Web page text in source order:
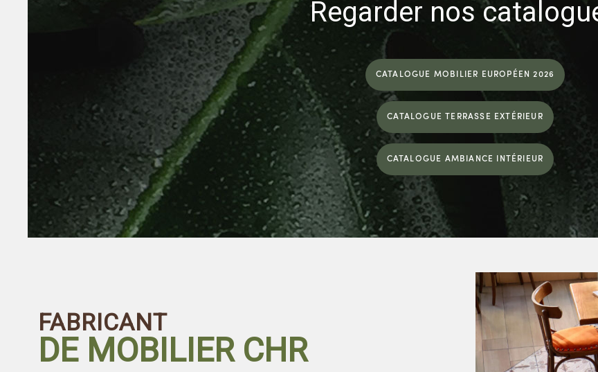
Regarder nos
CATALOGUE MOBILIER EUROPÉEN 2026
CATALOGUE TERRASSE EXTÉRIEUR
CATALOGUE AMBIANCE INTÉRIEUR
FABRICANT
DE MOBILIER CHR